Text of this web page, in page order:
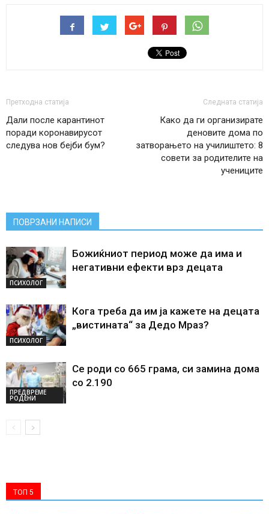
Претходна статија
Дали после карантинот
поради коронавирусот
следува нов бејби бум?
Следната статија
Како да ги организирате
деновите дома по
затворањето на училиштето: 8
совети за родителите на
учениците
ПОВРЗАНИ НАПИСИ
ПСИХОЛОГ
Божиќниот период може да има и
негативни ефекти врз децата
ПСИХОЛОГ
Кога треба да им ја кажете на децата
„вистината“ за Дедо Мраз?
ПРЕДВРЕМЕ
РОДЕНИ
Се роди со 665 грама, си замина дома
со 2.190
ТОП 5